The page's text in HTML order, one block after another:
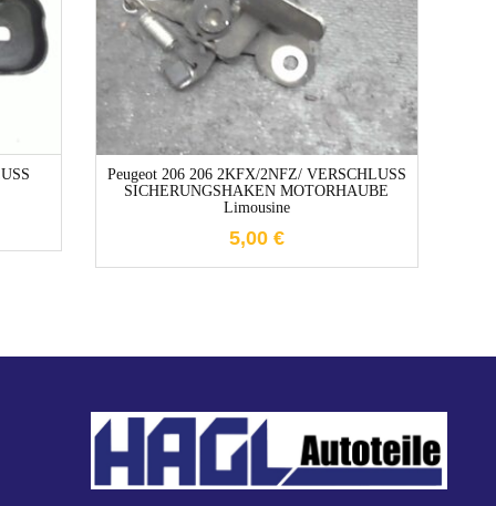
Peugeot 206 206 2KFX/2NFZ/ VERSCHLUSS
SICHERUNGSHAKEN MOTORHAUBE
Limousine
5,00 €
1-3 Werktage